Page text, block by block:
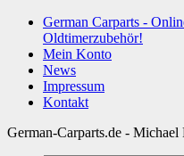
German Carparts -
Oldtimerzubehör!
Mein Konto
News
Impressum
Kontakt
German-Carparts.de - Michael